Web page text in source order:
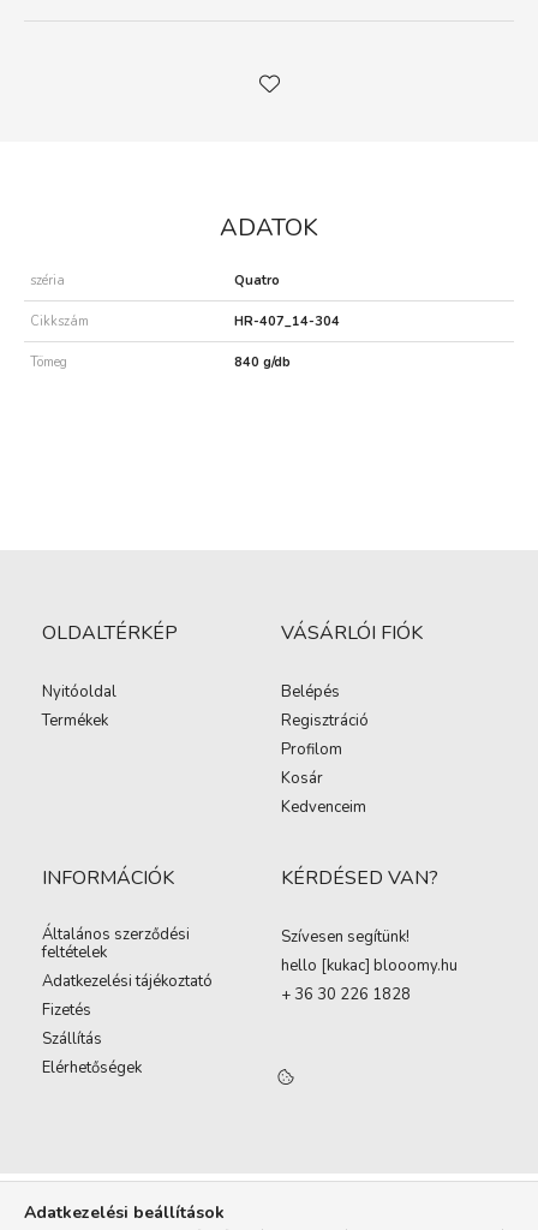
ADATOK
széria Quatro
Cikkszám HR-407_14-304
Tömeg 840 g/db
OLDALTÉRKÉP
Nyitóoldal
Termékek
VÁSÁRLÓI FIÓK
Belépés
Regisztráció
Profilom
Kosár
Kedvenceim
INFORMÁCIÓK
Általános szerződési
feltételek
Adatkezelési tájékoztató
Fizetés
Szállítás
Elérhetőségek
KÉRDÉSED VAN?
Szívesen segítünk!
hello [kukac] blooomy.hu
+ 36 30 226 1828
Adatkezelési beállítások